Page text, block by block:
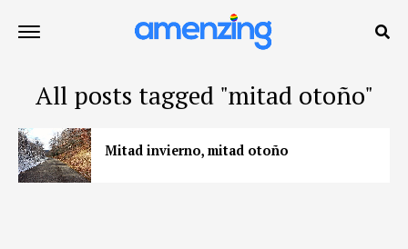
All posts tagged "mitad otoño"
Mitad invierno, mitad otoño